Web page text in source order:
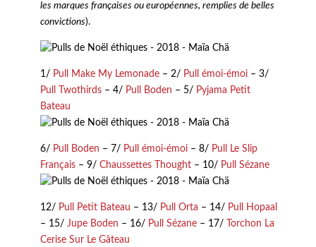
les marques françaises ou européennes, remplies de belles
convictions).
1/ Pull Make My Lemonade– 2/ Pull émoi-émoi– 3/
Pull Twothirds– 4/ Pull Boden – 5/ Pyjama Petit
Bateau
6/ Pull Boden – 7/ Pull émoi-émoi– 8/ Pull Le Slip
Français– 9/ Chaussettes Thought– 10/ Pull Sézane
12/ Pull Petit Bateau – 13/ Pull Orta – 14/ Pull Hopaal
– 15/ Jupe Boden – 16/ Pull Sézane– 17/
Torchon La
Cerise Sur Le Gâteau